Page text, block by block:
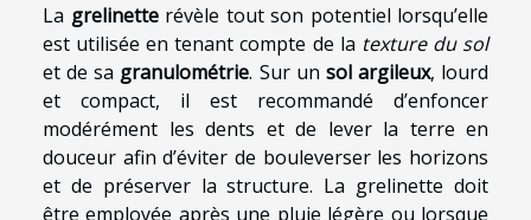
La grelinetterévèle tout son potentiel lorsqu’elle
est utilisée en tenant compte de la texture du sol
et de sa granulométrie. Sur un sol argileux, lourd
et compact, il est recommandé d’enfoncer
modérément les dents et de lever la terre en
douceur afin d’éviter de bouleverser les horizons
et de préserver la structure. La grelinette doit
être employée après une pluie légère ou lorsque